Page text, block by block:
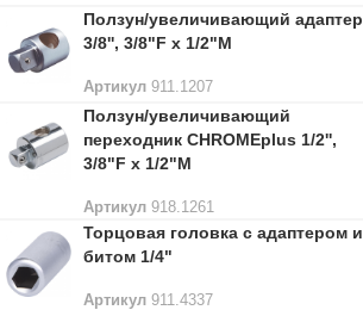
Ползун/увеличивающий адаптер
3/8'', 3/8"F x 1/2"M
Артикул 911.1207
Ползун/увеличивающий
переходник CHROMEplus 1/2'',
3/8"F x 1/2"M
Артикул 918.1261
Торцовая головка с адаптером и
битом 1/4"
Артикул 911.4337